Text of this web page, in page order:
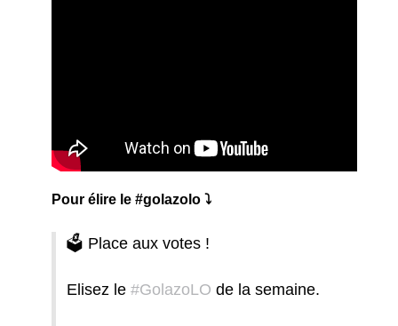
Pour élire le #golazolo ⤵️
🗳️ Place aux votes !
Elisez le #GolazoLO de la semaine.